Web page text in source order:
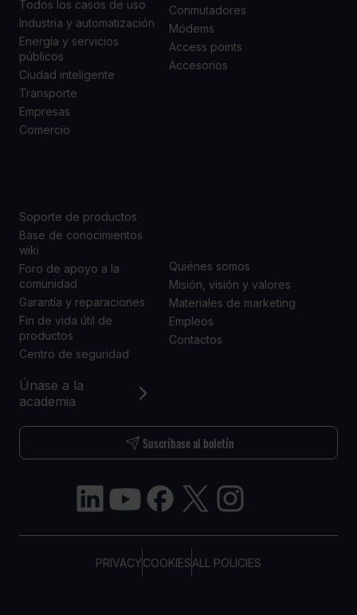
PRIVACYCOOKIESALL POLICIES
Únase a la
academia
Suscríbase al boletín
Todos los casos de uso
Industria y automatización
Energía y servicios
públicos
Ciudad inteligente
Transporte
Empresas
Comercio
Conmutadores
Módems
Access points
Accesorios
Soporte de productos
Base de conocimientos
wiki
Foro de apoyo a la
comunidad
Garantía y reparaciones
Fin de vida útil de
productos
Centro de seguridad
Quiénes somos
Misión, visión y valores
Materiales de marketing
Empleos
Contactos